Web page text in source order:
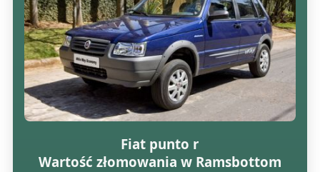
Fiat punto r
Wartość złomowania w Ramsbottom